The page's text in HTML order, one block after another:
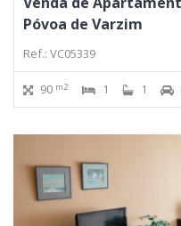
Póvoa de Varzim
Ref.: VC05339
90 m2 1 1